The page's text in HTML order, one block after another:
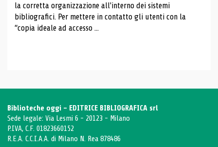
la corretta organizzazione all'interno dei sistemi
bibliografici. Per mettere in contatto gli utenti con la
“copia ideale ad accesso ...
Biblioteche oggi - EDITRICE BIBLIOGRAFICA srl
Sede legale: Via Lesmi 6 - 20123 - Milano
P.IVA, C.F. 01823660152
R.E.A. C.C.I.A.A. di Milano N. Rea 878486